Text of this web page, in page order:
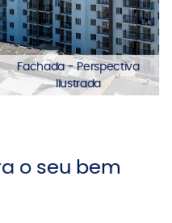
Fachada - Perspectiva
Ilustrada
o seu bem